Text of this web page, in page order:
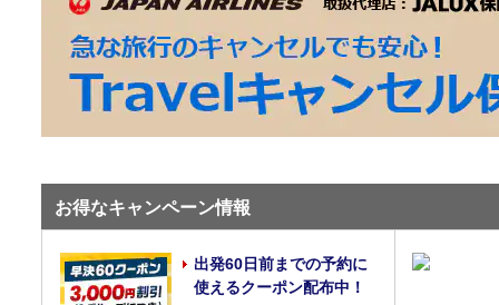
お得なキャンペーン情報
出発60日前までの予約に
使えるクーポン配布中！